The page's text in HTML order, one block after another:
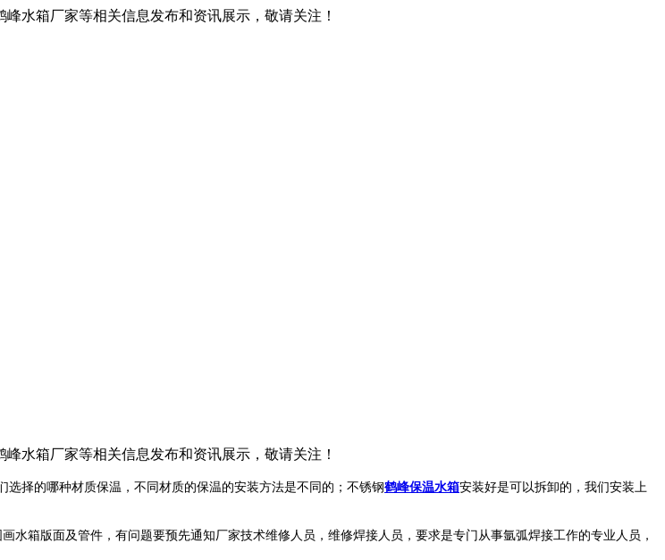
峰水箱厂家等相关信息发布和资讯展示，敬请关注！
峰水箱厂家等相关信息发布和资讯展示，敬请关注！
择的哪种材质保温，不同材质的保温的安装方法是不同的；不锈钢鹤峰保温水箱安装好是可以拆卸的，我们安装上
水箱版面及管件，有问题要预先通知厂家技术维修人员，维修焊接人员，要求是专门从事氩弧焊接工作的专业人员，